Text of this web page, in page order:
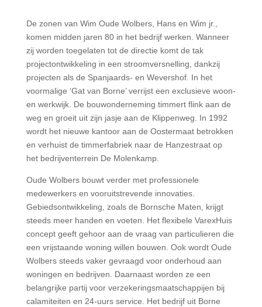
De zonen van Wim Oude Wolbers, Hans en Wim jr.,
komen midden jaren 80 in het bedrijf werken. Wanneer
zij worden toegelaten tot de directie komt de tak
projectontwikkeling in een stroomversnelling, dankzij
projecten als de Spanjaards- en Wevershof. In het
voormalige ‘Gat van Borne’ verrijst een exclusieve woon-
en werkwijk. De bouwonderneming timmert flink aan de
weg en groeit uit zijn jasje aan de Klippenweg. In 1992
wordt het nieuwe kantoor aan de Oostermaat betrokken
en verhuist de timmerfabriek naar de Hanzestraat op
het bedrijventerrein De Molenkamp.
Oude Wolbers bouwt verder met professionele
medewerkers en vooruitstrevende innovaties.
Gebiedsontwikkeling, zoals de Bornsche Maten, krijgt
steeds meer handen en voeten. Het flexibele VarexHuis
concept geeft gehoor aan de vraag van particulieren die
een vrijstaande woning willen bouwen. Ook wordt Oude
Wolbers steeds vaker gevraagd voor onderhoud aan
woningen en bedrijven. Daarnaast worden ze een
belangrijke partij voor verzekeringsmaatschappijen bij
calamiteiten en 24-uurs service. Het bedrijf uit Borne